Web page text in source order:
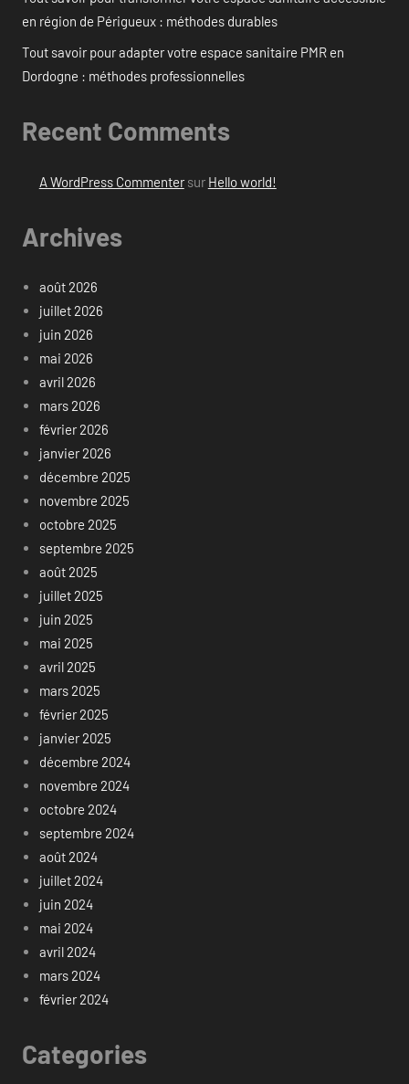
en région de Périgueux : méthodes durables
Tout savoir pour adapter votre espace sanitaire PMR en
Dordogne : méthodes professionnelles
Recent Comments
A WordPress Commentersur Hello world!
Archives
août 2026
juillet 2026
juin 2026
mai 2026
avril 2026
mars 2026
février 2026
janvier 2026
décembre 2025
novembre 2025
octobre 2025
septembre 2025
août 2025
juillet 2025
juin 2025
mai 2025
avril 2025
mars 2025
février 2025
janvier 2025
décembre 2024
novembre 2024
octobre 2024
septembre 2024
août 2024
juillet 2024
juin 2024
mai 2024
avril 2024
mars 2024
février 2024
Categories